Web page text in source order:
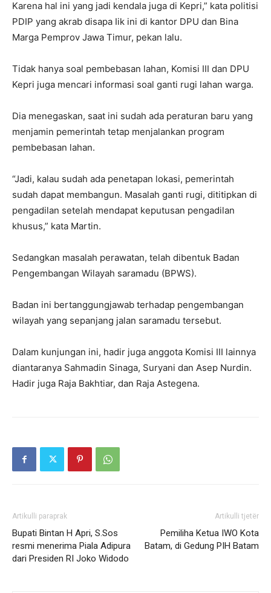
Karena hal ini yang jadi kendala juga di Kepri,” kata politisi
PDIP yang akrab disapa Iik ini di kantor DPU dan Bina
Marga Pemprov Jawa Timur, pekan lalu.
Tidak hanya soal pembebasan lahan, Komisi III dan DPU
Kepri juga mencari informasi soal ganti rugi lahan warga.
Dia menegaskan, saat ini sudah ada peraturan baru yang
menjamin pemerintah tetap menjalankan program
pembebasan lahan.
“Jadi, kalau sudah ada penetapan lokasi, pemerintah
sudah dapat membangun. Masalah ganti rugi, dititipkan di
pengadilan setelah mendapat keputusan pengadilan
khusus,” kata Martin.
Sedangkan masalah perawatan, telah dibentuk Badan
Pengembangan Wilayah saramadu (BPWS).
Badan ini bertanggungjawab terhadap pengembangan
wilayah yang sepanjang jalan saramadu tersebut.
Dalam kunjungan ini, hadir juga anggota Komisi III lainnya
diantaranya Sahmadin Sinaga, Suryani dan Asep Nurdin.
Hadir juga Raja Bakhtiar, dan Raja Astegena.
Artikulli paraprak
Bupati Bintan H Apri, S.Sos
resmi menerima Piala Adipura
dari Presiden RI Joko Widodo
Artikulli tjetër
Pemiliha Ketua IWO Kota
Batam, di Gedung PIH Batam